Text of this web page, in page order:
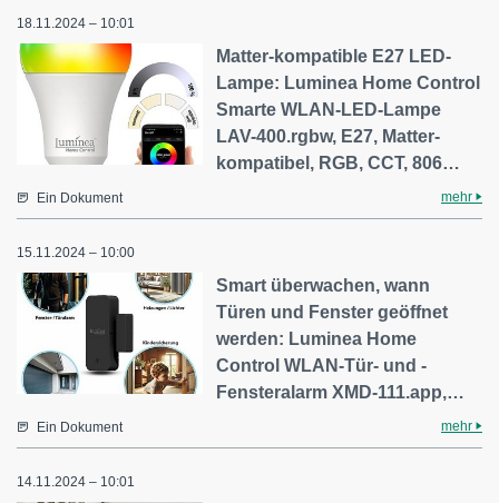
18.11.2024 – 10:01
Matter-kompatible E27 LED-
Lampe: ​Luminea Home Control
Smarte WLAN-LED-Lampe
LAV-400.rgbw, E27, Matter-
kompatibel, RGB, CCT, 806…
Ein Dokument mehr
15.11.2024 – 10:00
Smart überwachen, wann
Türen und Fenster geöffnet
werden: Luminea Home
Control WLAN-Tür- und -
Fensteralarm XMD-111.app,…
Ein Dokument mehr
14.11.2024 – 10:01